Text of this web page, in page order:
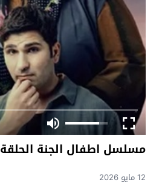
مسلسل اطفال الجنة الحلقة 17 مترجم
12 مايو 2026